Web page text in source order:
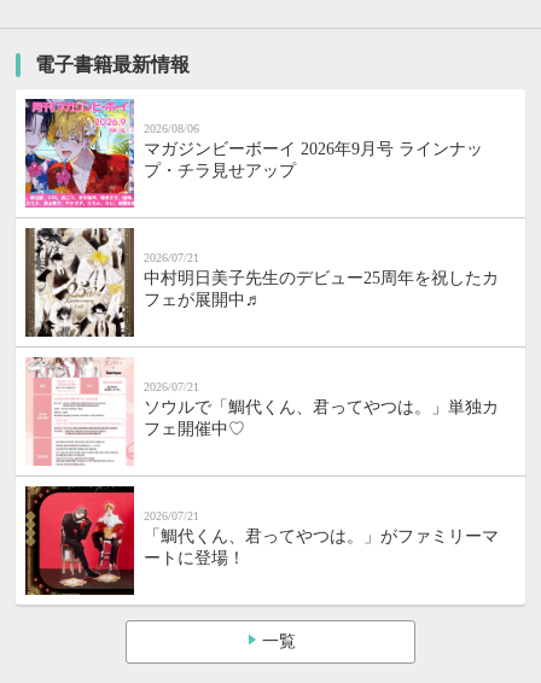
電子書籍最新情報
2026/08/06
マガジンビーボーイ 2026年9月号 ラインナッ
プ・チラ見せアップ
2026/07/21
中村明日美子先生のデビュー25周年を祝したカ
フェが展開中♬
2026/07/21
ソウルで「鯛代くん、君ってやつは。」単独カ
フェ開催中♡
2026/07/21
「鯛代くん、君ってやつは。」がファミリーマ
ートに登場！
一覧